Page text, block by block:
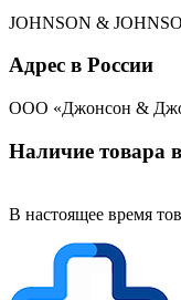
JOHNSON &
Адрес в России
ООО «Джонсон &
Наличие товара
В настоящее время